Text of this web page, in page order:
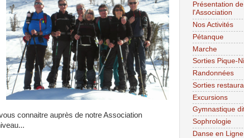
connaitre auprès de notre Association
Présentation de
l'Association
Nos Activités
Pétanque
Marche
Sorties Pique-
Randonnées
Sorties
Excursions
Gymnastique
Sophrologie
Danse en Ligne